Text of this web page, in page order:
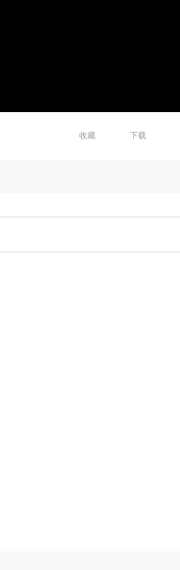
收藏 下载